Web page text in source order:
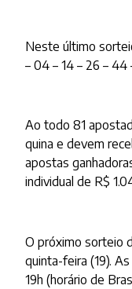
Neste último
– 04 – 14 – 26 – 44
Ao todo 81
quina e devem
apostas
individual de R$
O próximo sorteio
quinta-feira (19).
19h (horário de